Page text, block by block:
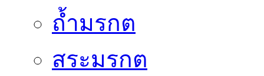
ถ้ำมรกต
สระมรกต